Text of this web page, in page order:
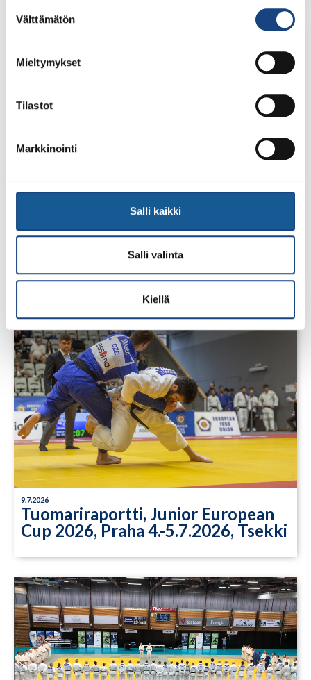
valinta
Välttämätön
Mieltymykset
Tilastot
Markkinointi
Salli kaikki
Salli valinta
Kiellä
Yksittäisiä otteluvoittoja Paksin
alle 21-vuotiaiden European
9.7.2026
Tuomariraportti, Junior European
Cup 2026, Praha 4.-5.7.2026, Tsekki